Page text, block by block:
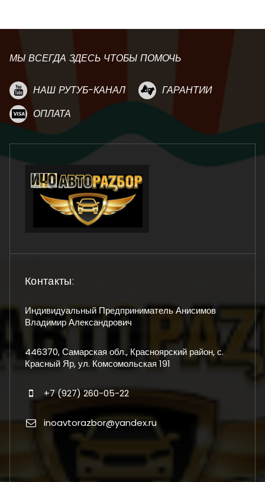
МЫ ВСЕГДА ЗДЕСЬ ЧТОБЫ ПОМОЧЬ
НАШ РУТУБ-КАНАЛ
ГАРАНТИИ
ОПЛАТА
Контакты:
Индивидуальный Предприниматель Анисимов
Владимир Александрович
446370, Самарская обл., Красноярский район, с.
Красный Яр, ул. Комсомольская 191
+7 (927) 260-05-22
inoavtorazbor@yandex.ru